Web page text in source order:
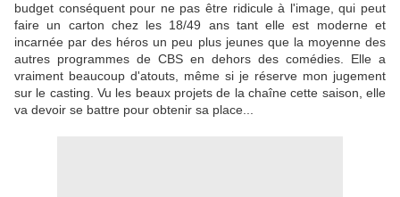
budget conséquent pour ne pas être ridicule à l'image, qui peut
faire un carton chez les 18/49 ans tant elle est moderne et
incarnée par des héros un peu plus jeunes que la moyenne des
autres programmes de CBS en dehors des comédies. Elle a
vraiment beaucoup d'atouts, même si je réserve mon jugement
sur le casting. Vu les beaux projets de la chaîne cette saison, elle
va devoir se battre pour obtenir sa place...